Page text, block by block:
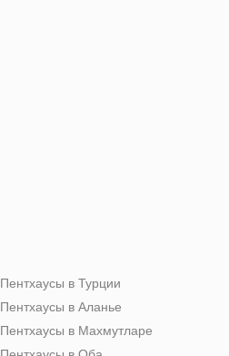
Пентхаусы в Турции
Пентхаусы в Аланье
Пентхаусы в Махмутларе